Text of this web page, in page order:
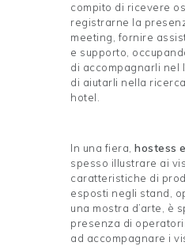
compito di ricevere
registrarne la
meeting, fornire
e supporto,
di accompagnarli nel
di aiutarli nella
hotel.
In una fiera, hostess
spesso illustrare ai
caratteristiche di
esposti negli stand,
una mostra d’arte, è
presenza di
ad accompagnare i